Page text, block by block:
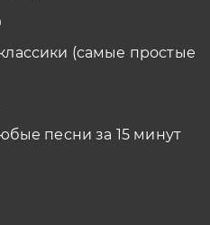
(самые простые
песни за 15 минут